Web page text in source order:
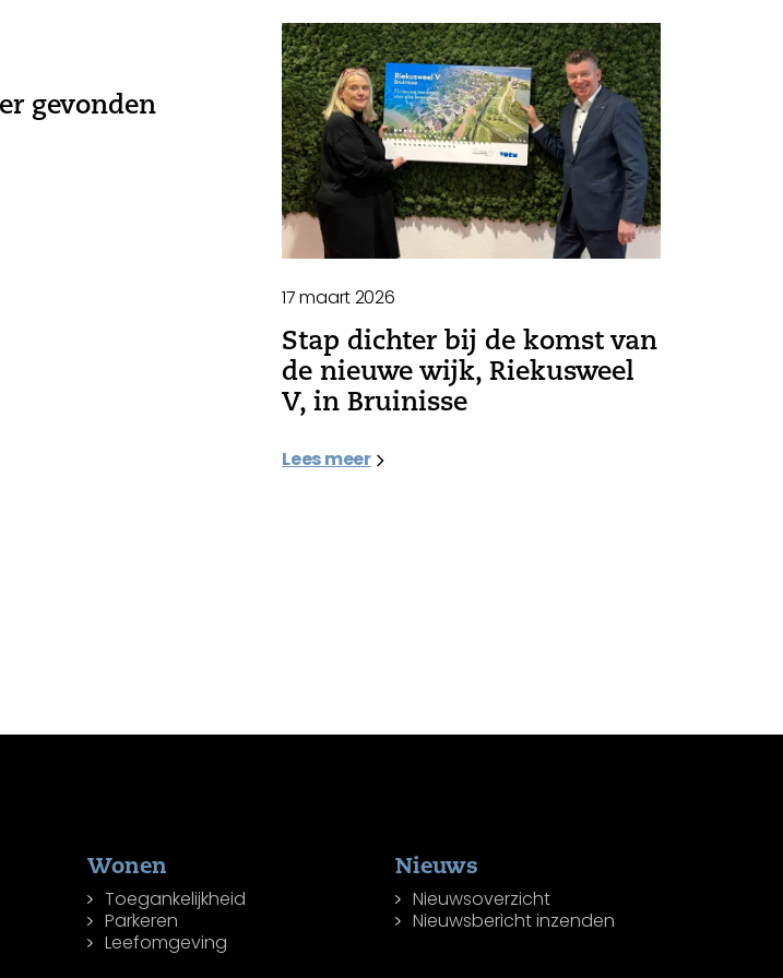
gevonden
17 maart 2026
Stap dichter bij de komst van
de nieuwe wijk, Riekusweel
V, in Bruinisse
Lees meer
Wonen
Toegankelijkheid
Parkeren
Leefomgeving
Nieuws
Nieuwsoverzicht
Nieuwsbericht inzenden